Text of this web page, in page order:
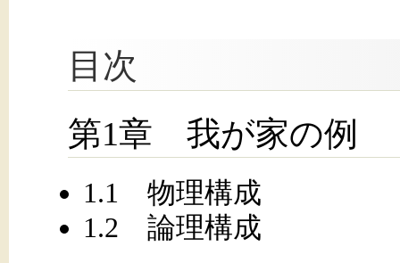
目次
第1章 我が家の例
1.1 物理構成
1.2 論理構成